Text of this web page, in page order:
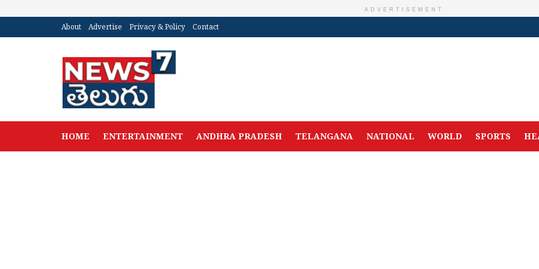
ADVERTISEMENT
About Advertise Privacy & Policy Contact
HOME ENTERTAINMENT ANDHRA PRADESH TELANGANA NATIONAL WORLD SPORTS